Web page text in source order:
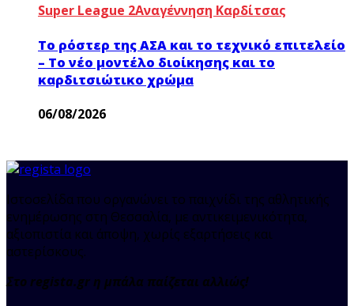
Super League 2Αναγέννηση Καρδίτσας
Το ρόστερ της ΑΣΑ και το τεχνικό επιτελείο
– Το νέο μοντέλο διοίκησης και το
καρδιτσιώτικο χρώμα
06/08/2026
Ιστοσελίδα που οργανώνει το παιχνίδι της αθλητικής
ενημέρωσης στη Θεσσαλία, με αντικειμενικότητα,
αξιοπιστία και άποψη, χωρίς εξαρτήσεις και
αστερίσκους.
Στο regista.gr η μπάλα παίζεται αλλιώς!